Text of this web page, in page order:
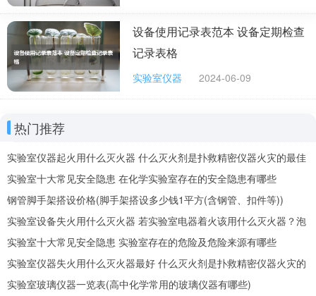
设备使用记录表范本 设备定期检查
记录表格
实验室仪器 2024-06-09
热门推荐
实验室仪器起火用什么灭火器 什么灭火剂是扑救精密仪器火灾的最佳
选择
实验室十大常见安全隐患 在化学实验室存在的安全隐患有哪些
钢管脚手架搭设价格(脚手架搭设多少钱1平方(含钢管、扣件等))
实验室设备失火用什么灭火器 若实验室电器着火该用什么灭火器？泡
沫还是二氧化碳
实验室十大常见安全隐患 实验室存在的危险及危险来源有哪些
实验室仪器失火用什么灭火器最好 什么灭火剂是扑救精密仪器火灾的
最佳选择
实验室玻璃仪器一览表(高中化学常用的玻璃仪器有哪些)